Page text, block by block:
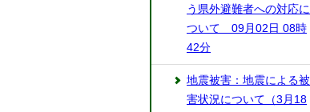
う県外避難者への対応に
ついて 09月02日 08時
42分
地震被害：地震による被
害状況について（3月18